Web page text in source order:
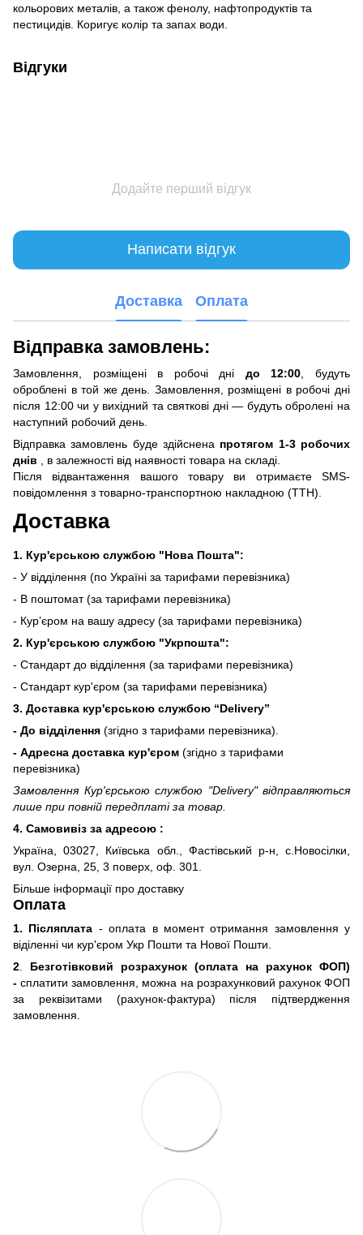
кольорових металів, а також фенолу, нафтопродуктів та
пестицидів. Коригує колір та запах води.
Відгуки
Додайте перший відгук
Написати відгук
Доставка Оплата
Відправка замовлень:
Замовлення, розміщені в робочі дні до 12:00 , будуть
оброблені в той же день. Замовлення, розміщені в робочі дні
після 12:00 чи у вихідний та святкові дні — будуть обролені на
наступний робочий день.
Відправка замовлень буде здійснена протягом 1-3 робочих
днів , в залежності від наявності товара на складі.
Після відвантаження вашого товару ви отримаєте SMS-
повідомлення з товарно-транспортною накладною (ТТН).
Доставка
1. Кур'єрською службою "Нова Пошта":
- У відділення (по Україні за тарифами перевізника)
- В поштомат (за тарифами перевізника)
- Кур’єром на вашу адресу (за тарифами перевізника)
2. Кур'єрською службою "Укрпошта":
- Стандарт до відділення (за тарифами перевізника)
- Стандарт кур'єром (за тарифами перевізника)
3. Доставка кур'єрською службою “Delivery”
- До відділення (згідно з тарифами перевізника).
- Адресна доставка кур'єром (згідно з тарифами
перевізника)
Замовлення Кур'єрською службою "Delivery" відправляються
лише при повній передплаті за товар.
4. Самовивіз за адресою :
Україна, 03027, Київська обл., Фастівський р-н, с.Новосілки,
вул. Озерна, 25, 3 поверх, оф. 301.
Більше інформації про доставку
Оплата
1. Післяплата - оплата в момент отримання замовлення у
віділенні чи кур'єром Укр Пошти та Нової Пошти.
2
Безготівковий розрахунок (оплата на рахунок ФОП)
-сплатити замовлення, можна на розрахунковий рахунок ФОП
за реквізитами (рахунок-фактура) після підтвердження
замовлення.